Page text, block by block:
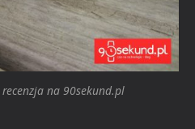
na 90sekund.pl